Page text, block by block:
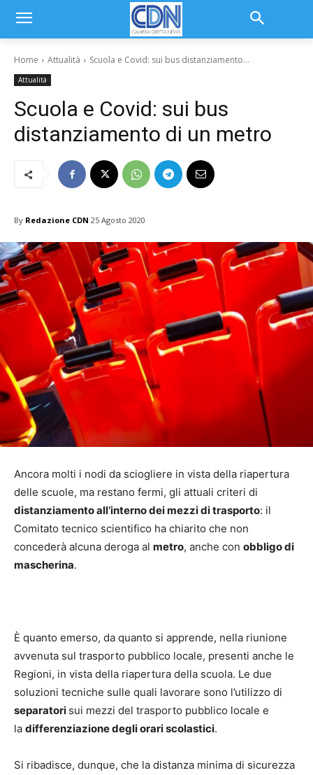
Home Attualità Scuola e Covid: sui bus distanziamento...
Attualità
Scuola e Covid: sui bus
distanziamento di un metro
By Redazione CDN 25 Agosto 2020
Ancora molti i nodi da sciogliere in vista della riapertura
delle scuole, ma restano fermi, gli attuali criteri di
distanziamento all’interno dei mezzi di trasporto: il
Comitato tecnico scientifico ha chiarito che non
concederà alcuna deroga al metro, anche con obbligo di
mascherina.
È quanto emerso, da quanto si apprende, nella riunione
avvenuta sul trasporto pubblico locale, presenti anche le
Regioni, in vista della riapertura della scuola. Le due
soluzioni tecniche sulle quali lavorare sono l’utilizzo di
separatori sui mezzi del trasporto pubblico locale e
la differenziazione degli orari scolastici.
Si ribadisce, dunque, che la distanza minima di sicurezza